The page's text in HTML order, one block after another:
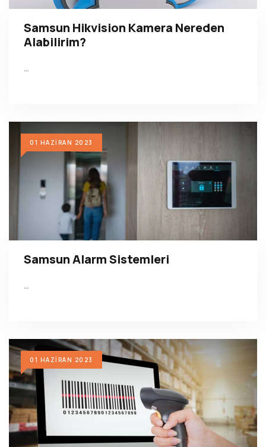
Samsun Hikvision Kamera Nereden
Alabilirim?
…
01 HAZIRAN 2023
Samsun Alarm Sistemleri
…
01 HAZIRAN 2023